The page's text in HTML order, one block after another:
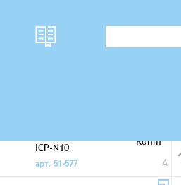
ICP-N10
Rohm
арт. 51-577
A